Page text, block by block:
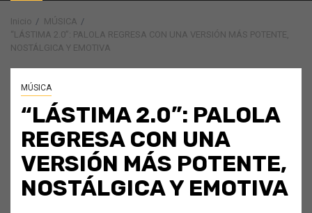
Inicio
MÚSICA
“LÁSTIMA 2.0”: PALOLA REGRESA CON UNA VERSIÓN MÁS POTENTE,
NOSTÁLGICA Y EMOTIVA
MÚSICA
“LÁSTIMA 2.0”: PALOLA
REGRESA CON UNA
VERSIÓN MÁS POTENTE,
NOSTÁLGICA Y EMOTIVA